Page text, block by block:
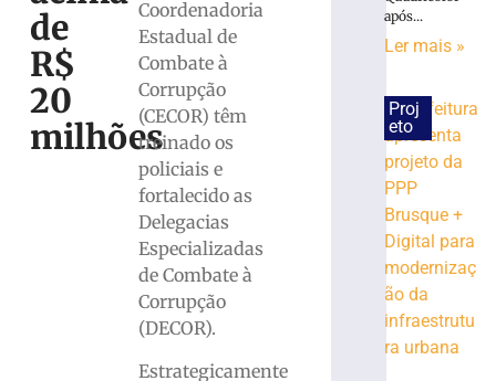
de
R$
20
milhões
Coordenadoria
Estadual de
Combate à
Corrupção
(CECOR) têm
treinado os
policiais e
fortalecido as
Delegacias
Especializadas
de Combate à
Corrupção
(DECOR).
Estrategicamente
Homem
que
ocultou
cadáver
condenado
anos
prisão
em
após...
Ler mais »
Proj
eto